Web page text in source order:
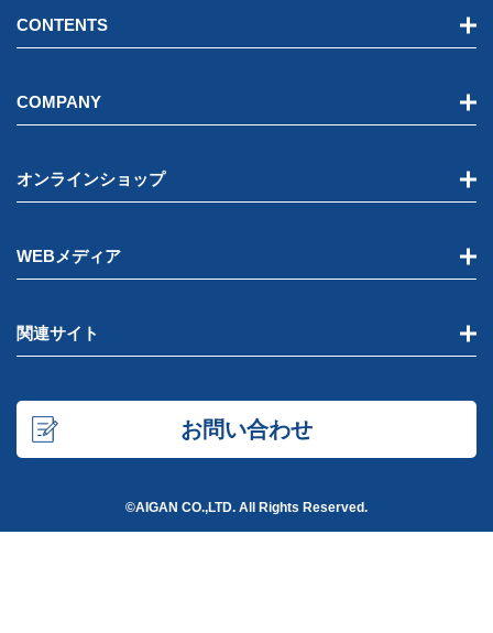
CONTENTS
COMPANY
オンラインショップ
WEBメディア
関連サイト
お問い合わせ
©AIGAN CO.,LTD. All Rights Reserved.